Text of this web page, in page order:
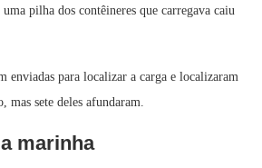
pilha dos contêineres que carregava caiu
enviadas para localizar a carga e localizaram
mas sete deles afundaram.
marinha